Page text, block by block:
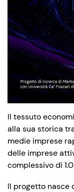
Il tessuto
alla sua storica
medie imprese
delle imprese
complessivo di
Il progetto nasce